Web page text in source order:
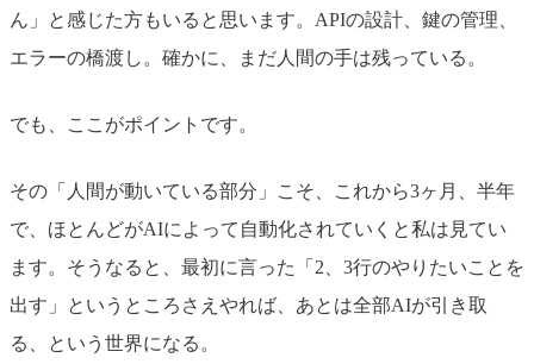
ん」と感じた方もいると思います。APIの設計、鍵の管理、
エラーの橋渡し。確かに、まだ人間の手は残っている。
でも、ここがポイントです。
その「人間が動いている部分」こそ、これから3ヶ月、半年
で、ほとんどがAIによって自動化されていくと私は見てい
ます。そうなると、最初に言った「2、3行のやりたいことを
出す」というところさえやれば、あとは全部AIが引き取
る、という世界になる。